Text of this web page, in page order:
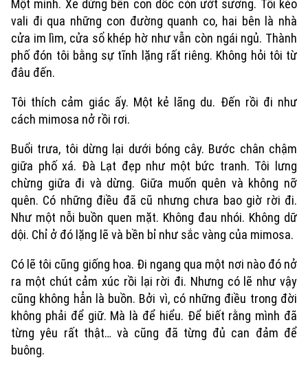
Điện ảnh
Thời trang
Âm nhạc
Một mình. Xe dừng bên con dốc còn ướt sương. Tôi kéo
vali đi qua những con đường quanh co, hai bên là nhà
cửa im lìm, cửa sổ khép hờ như vẫn còn ngái ngủ. Thành
phố đón tôi bằng sự tĩnh lặng rất riêng. Không hỏi tôi từ
đâu đến.
Tôi thích cảm giác ấy. Một kẻ lãng du. Đến rồi đi như
cách mimosa nở rồi rơi.
Buổi trưa, tôi dừng lại dưới bóng cây. Bước chân chậm
giữa phố xá. Đà Lạt đẹp như một bức tranh. Tôi lưng
chừng giữa đi và dừng. Giữa muốn quên và không nỡ
quên. Có những điều đã cũ nhưng chưa bao giờ rời đi.
Như một nỗi buồn quen mặt. Không đau nhói. Không dữ
dội. Chỉ ở đó lặng lẽ và bền bỉ như sắc vàng của mimosa.
Có lẽ tôi cũng giống hoa. Đi ngang qua một nơi nào đó nở
ra một chút cảm xúc rồi lại rời đi. Nhưng có lẽ như vậy
cũng không hẳn là buồn. Bởi vì, có những điều trong đời
không phải để giữ. Mà là để hiểu. Để biết rằng mình đã
từng yêu rất thật… và cũng đã từng đủ can đảm để
buông.